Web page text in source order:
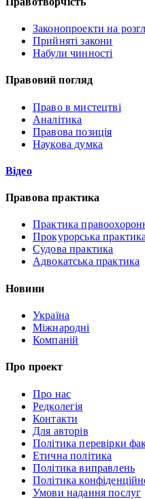
Законопроекти на
Прийняті закони
Набули чинності
Правовий погляд
Право в мистецтві
Аналітика
Правова позиція
Наукова думка
Відео
Правова практика
Практика
Прокурорська
Судова практика
Адвокатська практика
Новини
Україна
Міжнародні
Компаній
Про проект
Про нас
Редколегія
Контакти
Для авторів
Політика перевірки
Етична політика
Політика виправлень
Політика
Умови надання послуг